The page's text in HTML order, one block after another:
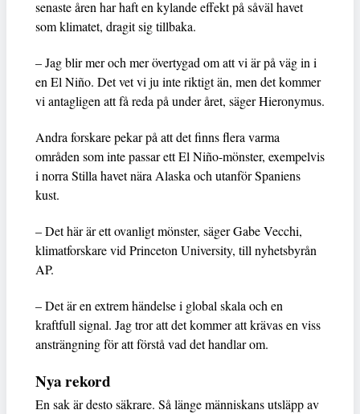
senaste åren har haft en kylande effekt på såväl havet
som klimatet, dragit sig tillbaka.
– Jag blir mer och mer övertygad om att vi är på väg in i
en El Niño. Det vet vi ju inte riktigt än, men det kommer
vi antagligen att få reda på under året, säger Hieronymus.
Andra forskare pekar på att det finns flera varma
områden som inte passar ett El Niño-mönster, exempelvis
i norra Stilla havet nära Alaska och utanför Spaniens
kust.
– Det här är ett ovanligt mönster, säger Gabe Vecchi,
klimatforskare vid Princeton University, till nyhetsbyrån
AP.
– Det är en extrem händelse i global skala och en
kraftfull signal. Jag tror att det kommer att krävas en viss
ansträngning för att förstå vad det handlar om.
Nya rekord
En sak är desto säkrare. Så länge människans utsläpp av